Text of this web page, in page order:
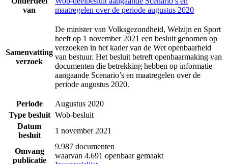
van
maatregelen over de periode augustus 2020
Samenvatting
verzoek
De minister van Volksgezondheid, Welzijn en Sport
heeft op 1 november 2021 een besluit genomen op
verzoeken in het kader van de Wet openbaarheid
van bestuur. Het besluit betreft openbaarmaking van
documenten die betrekking hebben op informatie
aangaande Scenario’s en maatregelen over de
periode augustus 2020.
Periode
Augustus 2020
Type besluit Wob-besluit
Datum
besluit
1 november 2021
Omvang
publicatie
9.987 documenten
waarvan 4.691 openbaar gemaakt